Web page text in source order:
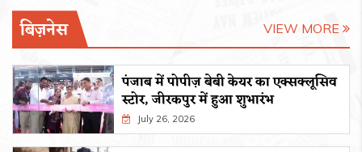
बिज़नेस VIEW MORE
पंजाब में पोपीज़ बेबी केयर का एक्सक्लूसिव
स्टोर, जीरकपुर में हुआ शुभारंभ
July 26, 2026